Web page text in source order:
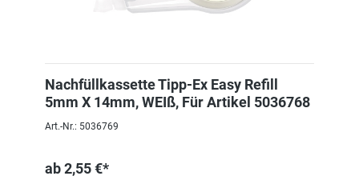
Nachfüllkassette Tipp-Ex Easy Refill
5mm X 14mm, WEIß, Für Artikel 5036768
Art.-Nr.: 5036769
ab2,55 €*